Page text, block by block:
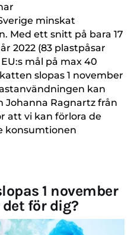
minskat
Med ett snitt på bara 17
2022 (83 plastpåsar
mål på max 40
slopas 1 november
kan
Johanna Ragnartz från
att vi kan förlora de
konsumtionen
1 november
för dig?